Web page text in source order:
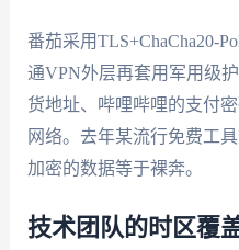
番茄采用TLS+ChaCha20-
通VPN外层再套用军用级
货地址、哔哩哔哩的支付
网络。去年某流行免费工
加密的数据等于裸奔。
技术团队的时区覆